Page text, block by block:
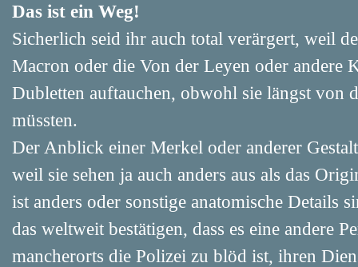
Das ist ein Weg!
Sicherlich seid ihr auch total verärgert, weil
Macron oder die Von der Leyen oder andere
Dubletten auftauchen, obwohl sie längst von
müssten.
Der Anblick einer Merkel oder anderer
weil sie sehen ja auch anders aus als das
ist anders oder sonstige anatomische Details
das weltweit bestätigen, dass es eine andere
mancherorts die Polizei zu blöd ist, ihren